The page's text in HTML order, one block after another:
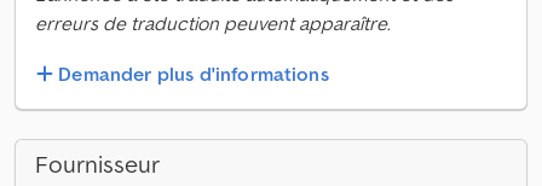
erreurs de traduction peuvent apparaître.
Demander plus d'informations
Fournisseur